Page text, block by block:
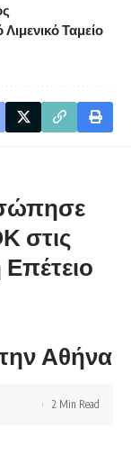
Ταμείο
στις
Αθήνα
2 Min Read